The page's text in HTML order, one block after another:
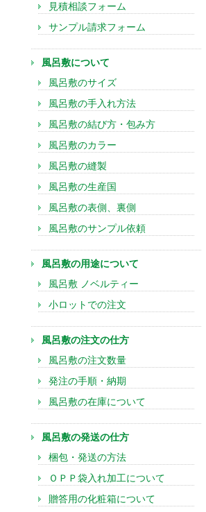
見積相談フォーム
サンプル請求フォーム
風呂敷について
風呂敷のサイズ
風呂敷の手入れ方法
風呂敷の結び方・包み方
風呂敷のカラー
風呂敷の縫製
風呂敷の生産国
風呂敷の表側、裏側
風呂敷のサンプル依頼
風呂敷の用途について
風呂敷 ノベルティー
小ロットでの注文
風呂敷の注文の仕方
風呂敷の注文数量
発注の手順・納期
風呂敷の在庫について
風呂敷の発送の仕方
梱包・発送の方法
ＯＰＰ袋入れ加工について
贈答用の化粧箱について